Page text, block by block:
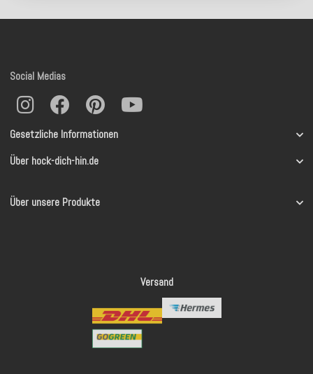
Gesetzliche Informationen
Über hock-dich-hin.de
Über unsere Produkte
Social Medias
Versand